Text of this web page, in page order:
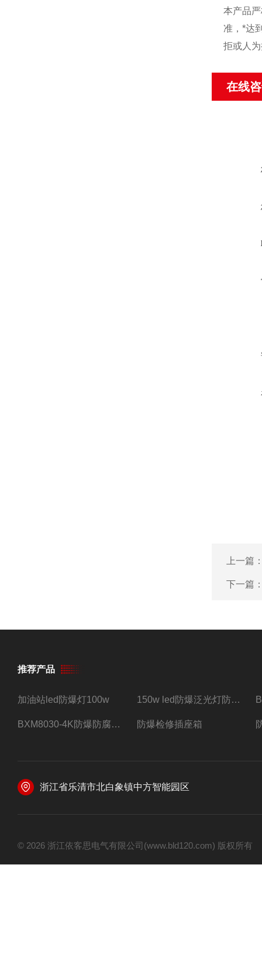
本产品
准，*达
拒或人
在线
上一篇
下一篇
推荐产品
加油站led防爆灯100w 150w led防爆泛光灯防水防尘防爆三防灯
BXM8030-4K防爆防腐照明配电箱四路带总开关 防爆检修插座箱
浙江省乐清市北白象镇中方智能园区
© 2026 浙江依客思电气有限公司(www.bld120.com) 版权所有